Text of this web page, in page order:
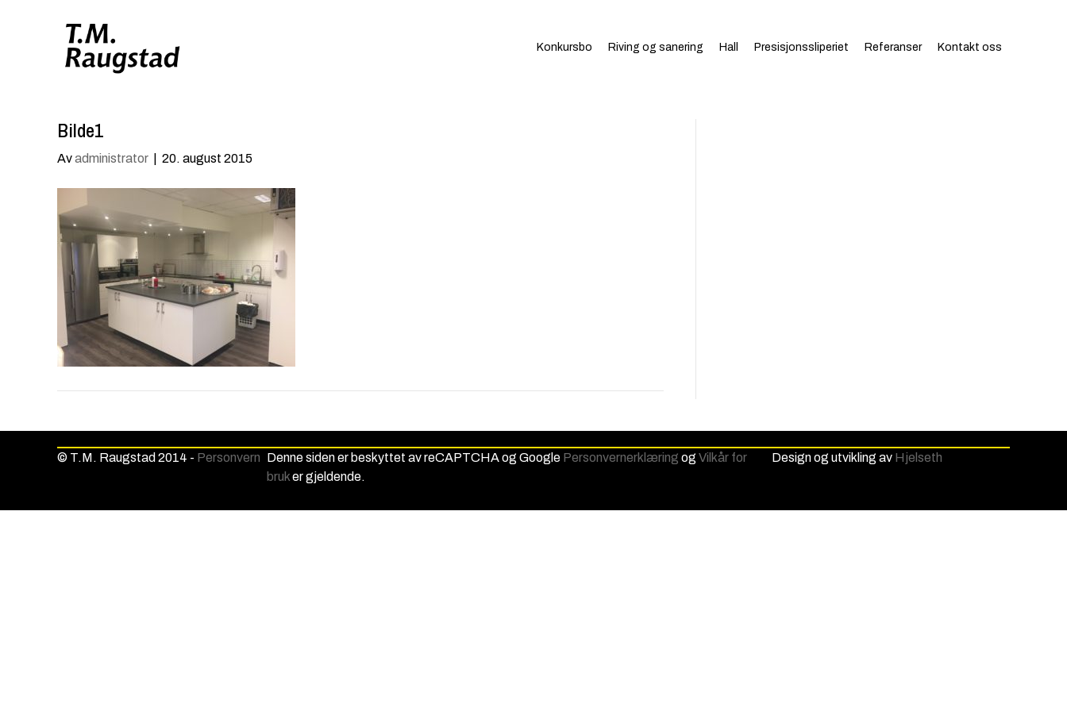
Konkursbo Riving og sanering Hall Presisjonssliperiet Referanser Kontakt oss
Bilde1
Avadministrator 20. august 2015
© T.M. Raugstad 2014 - Personvern Denne siden er beskyttet av reCAPTCHA og Google Personvernerklæring og Vilkår for
bruker gjeldende.
Design og utvikling av Hjelseth